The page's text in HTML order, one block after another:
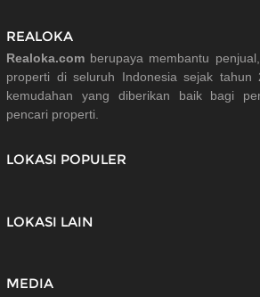
REALOKA
Realoka.com berupaya membantu
properti di seluruh Indonesia sejak tahun
kemudahan yang diberikan baik bagi
pencari properti.
LOKASI POPULER
LOKASI LAIN
MEDIA